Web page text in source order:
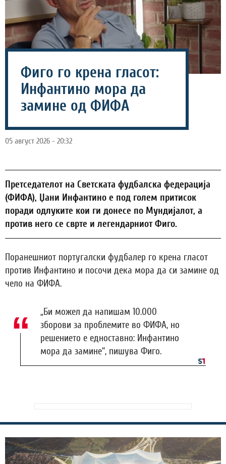
Фиго го крена гласот:
Инфантино мора да
замине од ФИФА
05 август 2026 - 20:32
Претседателот на Светската фудбалска федерација
(ФИФА), Џани Инфантино е под голем притисок
поради одлуките кои ги донесе по Мундијалот, а
против него се сврте и легендарниот Фиго.
Поранешниот португалски фудбалер го крена гласот
против Инфантино и посочи дека мора да си замине од
чело на ФИФА.
„Би можел да напишам 10.000
зборови за проблемите во ФИФА, но
решението е едноставно: Инфантино
мора да замине“, пишува Фиго.